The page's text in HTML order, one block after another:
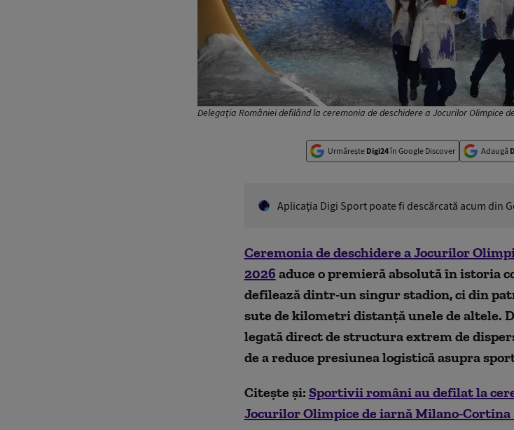
Delegația României defilând la ceremonia de deschidere a Jocurilor Olimpice
Urmărește Digi24în Google Discover Adaugă
Aplicaţia Digi Sport poate fi descărcată acum din
Ceremonia de deschidere a Jocurilor
2026 aduce o premieră absolută în istoria
defilează dintr-un singur stadion, ci din
sute de kilometri distanță unele de altele.
legată direct de structura extrem de
de a reduce presiunea logistică asupra
Citește și: Sportivii români au defilat la
Jocurilor Olimpice de iarnă Milano-Cortina